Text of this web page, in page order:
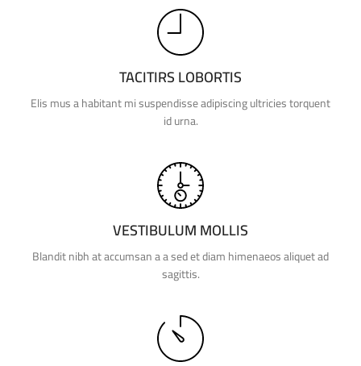
TACITIRS LOBORTIS
Elis mus a habitant mi suspendisse adipiscing ultricies torquent
id urna.
VESTIBULUM MOLLIS
Blandit nibh at accumsan a a sed et diam himenaeos aliquet ad
sagittis.